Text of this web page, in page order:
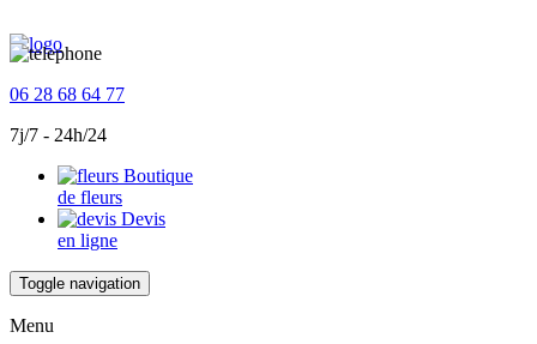
06 28 68 64 77
7j/7 - 24h/24
Boutique
de fleurs
Devis
en ligne
Toggle navigation
Menu